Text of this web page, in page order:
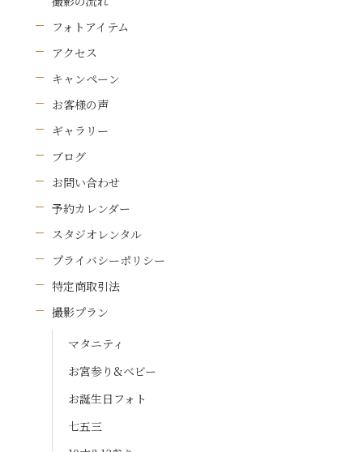
フォトアイテム
アクセス
キャンペーン
お客様の声
ギャラリー
ブログ
お問い合わせ
予約カレンダー
スタジオレンタル
プライバシーポリシー
特定商取引法
撮影プラン
マタニティ
お宮参り&ベビー
お誕生日フォト
七五三